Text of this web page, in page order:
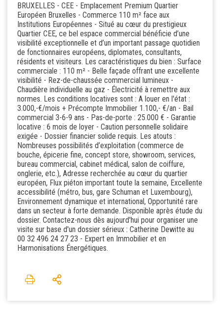
BRUXELLES - CEE - Emplacement Premium Quartier
Européen Bruxelles - Commerce 110 m² face aux
Institutions Européennes - Situé au cœur du prestigieux
Quartier CEE, ce bel espace commercial bénéficie d’une
visibilité exceptionnelle et d’un important passage quotidien
de fonctionnaires européens, diplomates, consultants,
résidents et visiteurs. Les caractéristiques du bien : Surface
commerciale : 110 m² - Belle façade offrant une excellente
visibilité - Rez-de-chaussée commercial lumineux -
Chaudière individuelle au gaz - Électricité à remettre aux
normes. Les conditions locatives sont : A louer en l'état :
3.000,-€/mois + Précompte Immobilier 1.100,- €/an - Bail
commercial 3-6-9 ans - Pas-de-porte : 25.000 € - Garantie
locative : 6 mois de loyer - Caution personnelle solidaire
exigée - Dossier financier solide requis. Les atouts :
Nombreuses possibilités d’exploitation (commerce de
bouche, épicerie fine, concept store, showroom, services,
bureau commercial, cabinet médical, salon de coiffure,
onglerie, etc.), Adresse recherchée au cœur du quartier
européen, Flux piéton important toute la semaine, Excellente
accessibilité (métro, bus, gare Schuman et Luxembourg),
Environnement dynamique et international, Opportunité rare
dans un secteur à forte demande. Disponible après étude du
dossier. Contactez-nous dès aujourd'hui pour organiser une
visite sur base d'un dossier sérieux : Catherine Dewitte au
00 32 496 24 27 23 - Expert en Immobilier et en
Harmonisations Énergétiques.